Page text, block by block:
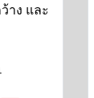
าง และ